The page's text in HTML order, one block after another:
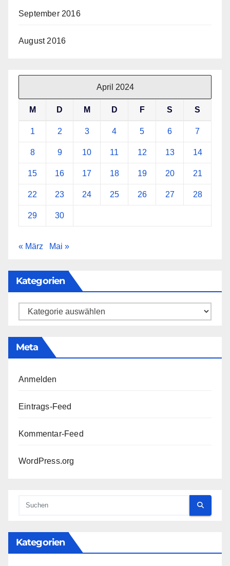
September 2016
August 2016
April 2024
M D M D F S S
1 2 3 4 5 6 7
8 9 10 11 12 13 14
15 16 17 18 19 20 21
22 23 24 25 26 27 28
29 30
« März Mai »
Kategorien
Kategorien
Meta
Anmelden
Eintrags-Feed
Kommentar-Feed
WordPress.org
Kategorien